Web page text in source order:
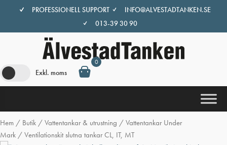
innehåll
PROFESSIONELL SUPPORT
INFO@ALVESTADTANKEN.SE
013-39 30 90
Exkl. moms
0
Hem / Butik / Vattentankar & utrustning / Vattentankar Under
Mark / Ventilationskit slutna tankar CL, IT, MT